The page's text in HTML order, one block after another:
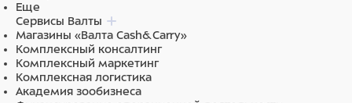
Еще
Сервисы Валты
Магазины «Валта Cash&Carry»
Комплексный консалтинг
Комплексный маркетинг
Комплексная логистика
Академия зообизнеса